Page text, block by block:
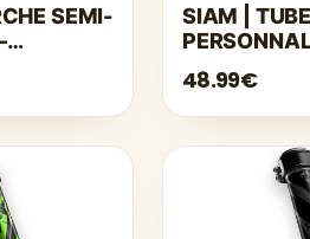
SEMI-
SIAM |
48.99€